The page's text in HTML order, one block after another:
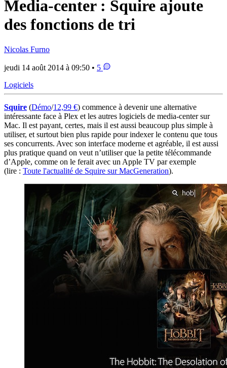
Media-center : Squire ajoute
des fonctions de tri
Nicolas Furno
jeudi 14 août 2014 à 09:50 • 5
Logiciels
Squire (Démo/12,99 €) commence à devenir une alternative
intéressante face à Plex et les autres logiciels de media-center sur
Mac. Il est payant, certes, mais il est aussi beaucoup plus simple à
utiliser, et surtout bien plus rapide pour indexer le contenu que tous
ses concurrents. Avec son interface moderne et agréable, il est aussi
plus pratique quand on veut n’utiliser que la petite télécommande
d’Apple, comme on le ferait avec un Apple TV par exemple
(lire : Toute l'actualité de Squire sur MacGeneration).